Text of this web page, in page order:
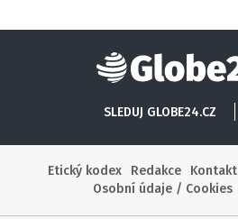
SLEDUJ GLOBE24.CZ
Etický kodex
Redakce Kontakt
Osobní údaje / Cookies